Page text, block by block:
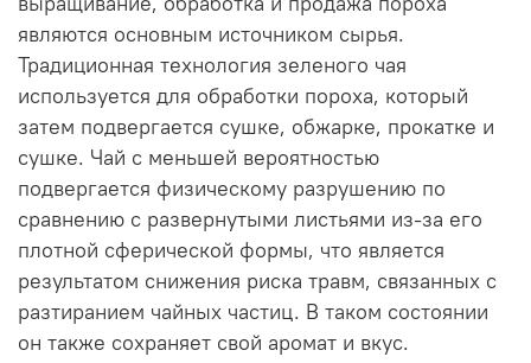
являются основным источником сырья.
Традиционная технология зеленого чая
используется для обработки пороха, который
затем подвергается сушке, обжарке, прокатке и
сушке. Чай с меньшей вероятностью
подвергается физическому разрушению по
сравнению с развернутыми листьями из-за его
плотной сферической формы, что является
результатом снижения риска травм, связанных с
разтиранием чайных частиц. В таком состоянии
он также сохраняет свой аромат и вкус.